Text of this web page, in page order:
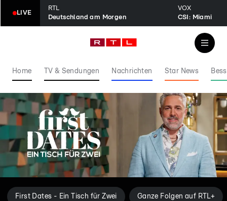
LIVE
RTL
Deutschland am Morgen
VOX
CSI: Miami
Home TV & Sendungen Nachrichten Star News
First Dates - Ein Tisch für Zwei Ganze Folgen auf RTL+